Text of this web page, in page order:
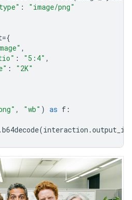
:
"image/png"
={
,
: "5:4" ,
:
"2K"
, "wb" ) as f :
.b64decode(interaction .